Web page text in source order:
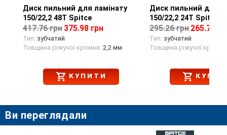
Перегляд товару
Диск пильний для ламінату
150/22,2 48T Spitce
417.76 грн 375.98 грн
Тип: зубчатий
Товщина ріжучої кромки: 2,2 мм
КУПИТИ
Перегляд
Диск пильний для
150/22,2 24T Spitce
295.26 грн 265.73
Тип: зубчатий
Товщина ріжучої
Ви переглядали